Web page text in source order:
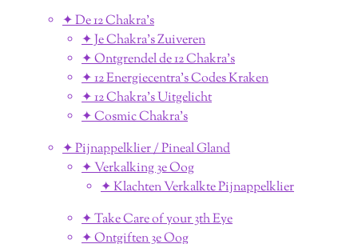
✦ De 12 Chakra's
✦ Je Chakra's Zuiveren
✦ Ontgrendel de 12 Chakra's
✦ 12 Energiecentra's Codes Kraken
✦ 12 Chakra's Uitgelicht
✦ Cosmic Chakra's
✦ Pijnappelklier / Pineal Gland
✦ Verkalking 3e Oog
✦ Klachten Verkalkte Pijnappelklier
✦ Take Care of your 3th Eye
✦ Ontgiften 3e Oog